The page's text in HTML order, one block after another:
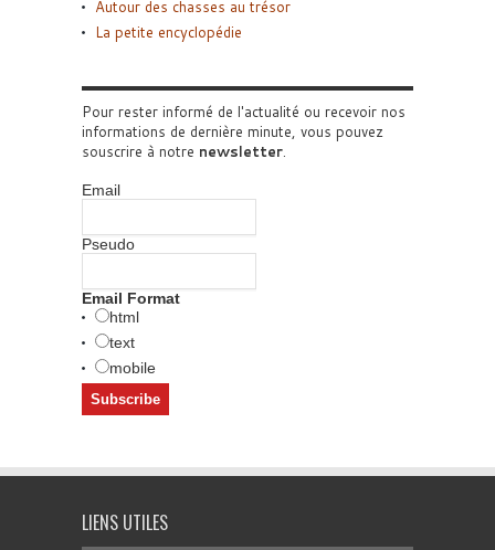
Autour des chasses au trésor
La petite encyclopédie
Pour rester informé de l'actualité ou recevoir nos
informations de dernière minute, vous pouvez
souscrire à notre newsletter.
Email
Pseudo
Email Format
html
text
mobile
LIENS UTILES